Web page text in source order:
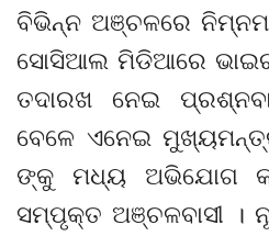
ବିଭିନ୍ନ ଅଞ୍ଚଳରେ
ସୋସିଆଲ ମିଡିଆରେ
ତଦାରଖ ନେଇ
ବେଳେ ଏନେଇ
ଙ୍କୁ ମଧ୍ୟ ଅଭିଯୋଗ
ସମ୍ପୃକ୍ତ ଅଞ୍ଚଳବାସୀ ।